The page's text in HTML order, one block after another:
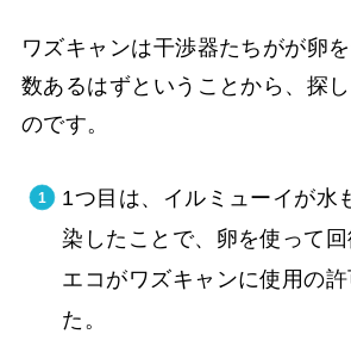
ワズキャンは干渉器たちがが卵
数あるはずということから、探
のです。
1つ目は、イルミューイが水
染したことで、卵を使って
エコがワズキャンに使用の
た。